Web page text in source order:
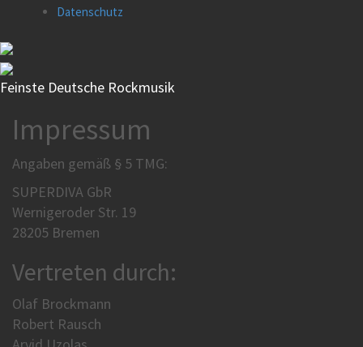
Datenschutz
Feinste Deutsche Rockmusik
Impressum
Angaben gemäß § 5 TMG:
SUPERDIVA GbR
Wernigeroder Str. 19
28205 Bremen
Vertreten durch:
Olaf Brockmann
Robert Rausch